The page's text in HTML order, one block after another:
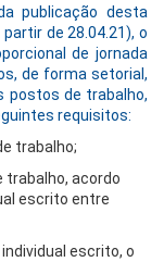
publicação desta
de 28.04.21), o
de jornada
de forma setorial,
postos de trabalho,
requisitos:
trabalho;
trabalho, acordo
escrito entre
escrito, o